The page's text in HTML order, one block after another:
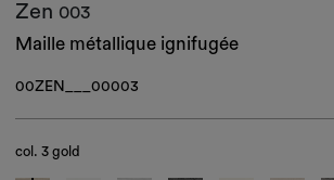
Zen 003
Maille métallique ignifugée
00ZEN___00003
col.3 gold